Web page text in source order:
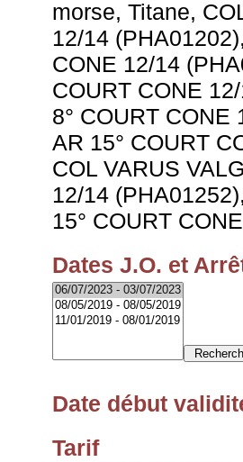
morse, Titane,
12/14
CONE 12/14
COURT CONE
8° COURT CONE
AR 15° COURT
COL VARUS
12/14
15° COURT
Dates J.O. et
Date début
Tarif